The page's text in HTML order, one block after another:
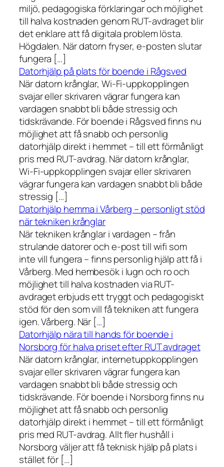
miljö, pedagogiska förklaringar och möjlighet
till halva kostnaden genom RUT-avdraget blir
det enklare att få digitala problem lösta.
Högdalen. När datorn fryser, e-posten slutar
fungera […]
Datorhjälp på plats för boende i Rågsved
När datorn krånglar, Wi-Fi-uppkopplingen
svajar eller skrivaren vägrar fungera kan
vardagen snabbt bli både stressig och
tidskrävande. För boende i Rågsved finns nu
möjlighet att få snabb och personlig
datorhjälp direkt i hemmet – till ett förmånligt
pris med RUT-avdrag. När datorn krånglar,
Wi-Fi-uppkopplingen svajar eller skrivaren
vägrar fungera kan vardagen snabbt bli både
stressig […]
Datorhjälp hemma i Vårberg – personligt stöd
när tekniken krånglar
När tekniken krånglar i vardagen – från
strulande datorer och e-post till wifi som
inte vill fungera – finns personlig hjälp att få i
Vårberg. Med hembesök i lugn och ro och
möjlighet till halva kostnaden via RUT-
avdraget erbjuds ett tryggt och pedagogiskt
stöd för den som vill få tekniken att fungera
igen. Vårberg. När […]
Datorhjälp nära till hands för boende i
Norsborg för halva priset efter RUT avdraget
När datorn krånglar, internetuppkopplingen
svajar eller skrivaren vägrar fungera kan
vardagen snabbt bli både stressig och
tidskrävande. För boende i Norsborg finns nu
möjlighet att få snabb och personlig
datorhjälp direkt i hemmet – till ett förmånligt
pris med RUT-avdrag. Allt fler hushåll i
Norsborg väljer att få teknisk hjälp på plats i
stället för […]